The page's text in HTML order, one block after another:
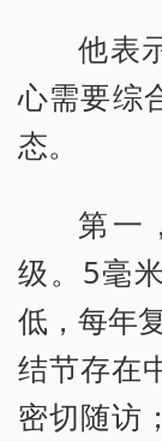
他表
心需要综
态。
第一
级。5毫
低，每年
结节存在
密切随访